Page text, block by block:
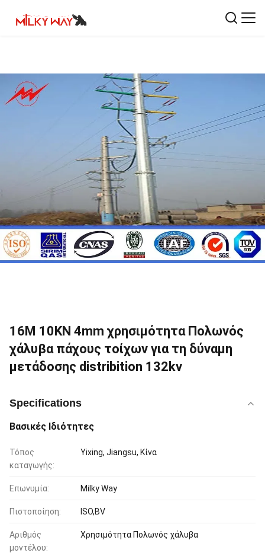
16M 10KN 4mm χρησιμότητα Πολωνός
χάλυβα πάχους τοίχων για τη δύναμη
μετάδοσης distribition 132kv
Specifications
Βασικές Ιδιότητες
Τόπος
καταγωγής:
Yixing, Jiangsu, Κίνα
Επωνυμία: Milky Way
Πιστοποίηση: ISO,BV
Αριθμός
μοντέλου:
Χρησιμότητα Πολωνός χάλυβα